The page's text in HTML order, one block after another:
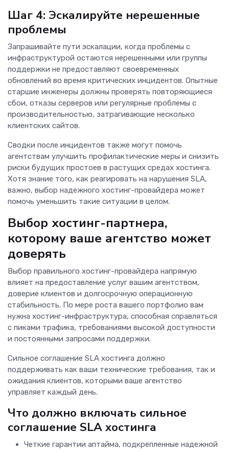
Шаг 4: Эскалируйте нерешенные
проблемы
Запрашивайте пути эскалации, когда проблемы с
инфраструктурой остаются нерешенными или группы
поддержки не предоставляют своевременных
обновлений во время критических инцидентов. Опытные
старшие инженеры должны проверять повторяющиеся
сбои, отказы серверов или регулярные проблемы с
производительностью, затрагивающие несколько
клиентских сайтов.
Сводки после инцидентов также могут помочь
агентствам улучшить профилактические меры и снизить
риски будущих простоев в растущих средах хостинга.
Хотя знание того, как реагировать на нарушения SLA,
важно, выбор надежного хостинг-провайдера может
помочь уменьшить такие ситуации в целом.
Выбор хостинг-партнера,
которому ваше агентство может
доверять
Выбор правильного хостинг-провайдера напрямую
влияет на предоставление услуг вашим агентством,
доверие клиентов и долгосрочную операционную
стабильность. По мере роста вашего портфолио вам
нужна хостинг-инфраструктура, способная справляться
с пиками трафика, требованиями высокой доступности
и постоянными запросами поддержки.
Сильное соглашение SLA хостинга должно
поддерживать как ваши технические требования, так и
ожидания клиентов, которыми ваше агентство
управляет каждый день.
Что должно включать сильное
соглашение SLA хостинга
Четкие гарантии аптайма, подкрепленные надежной